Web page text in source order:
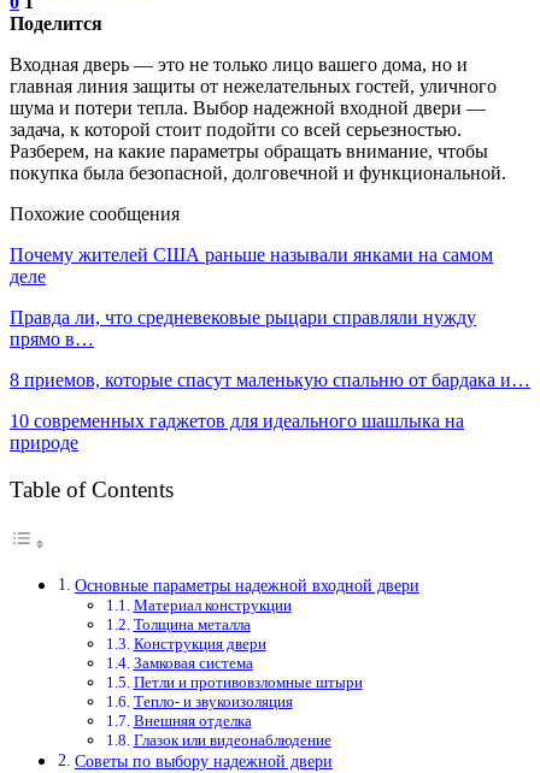
Поделится
Входная дверь — это не только лицо вашего дома, но и
главная линия защиты от нежелательных гостей, уличного
шума и потери тепла. Выбор надежной входной двери —
задача, к которой стоит подойти со всей серьезностью.
Разберем, на какие параметры обращать внимание, чтобы
покупка была безопасной, долговечной и функциональной.
Похожие сообщения
Почему жителей США раньше называли янками на самом
деле
Правда ли, что средневековые рыцари справляли нужду
прямо в…
8 приемов, которые спасут маленькую спальню от бардака и…
10 современных гаджетов для идеального шашлыка на
природе
Table of Contents
Основные параметры надежной входной двери
Материал конструкции
Толщина металла
Конструкция двери
Замковая система
Петли и противовзломные штыри
Тепло- и звукоизоляция
Внешняя отделка
Глазок или видеонаблюдение
Советы по выбору надежной двери